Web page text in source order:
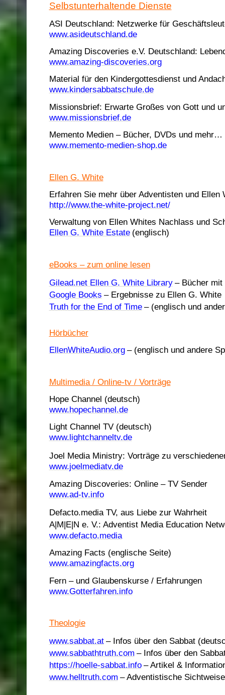
Selbstunterhaltende Dienste
ASI Deutschland: Netzwerke für
www.asideutschland.de
Amazing Discoveries e.V. Deutschland:
www.amazing-discoveries.org
Material für den Kindergottesdienst und
www.kindersabbatschule.de
Missionsbrief: Erwarte Großes von Gott und
www.missionsbrief.de
Memento Medien – Bücher, DVDs und mehr…
www.memento-medien-shop.de
Ellen G. White
Erfahren Sie mehr über Adventisten und Ellen
http://www.the-white-project.net/
Verwaltung von Ellen Whites Nachlass und
Ellen G. White Estate (englisch)
eBooks – zum online lesen
Gilead.net Ellen G. White Library – Bücher mit
Google Books – Ergebnisse zu Ellen G. White
Truth for the End of Time – (englisch und
Hörbücher
EllenWhiteAudio.org – (englisch und andere
Multimedia / Online-tv / Vorträge
Hope Channel (deutsch)
www.hopechannel.de
Light Channel TV (deutsch)
www.lightchanneltv.de
Joel Media Ministry: Vorträge zu
www.joelmediatv.de
Amazing Discoveries: Online – TV Sender
www.ad-tv.info
Defacto.media TV, aus Liebe zur Wahrheit
A|M|E|N e. V.: Adventist Media Education
www.defacto.media
Amazing Facts (englische Seite)
www.amazingfacts.org
Fern – und Glaubenskurse / Erfahrungen
www.Gotterfahren.info
Theologie
www.sabbat.at – Infos über den Sabbat
www.sabbathtruth.com – Infos über den
https://hoelle-sabbat.info – Artikel &
www.helltruth.com – Adventistische